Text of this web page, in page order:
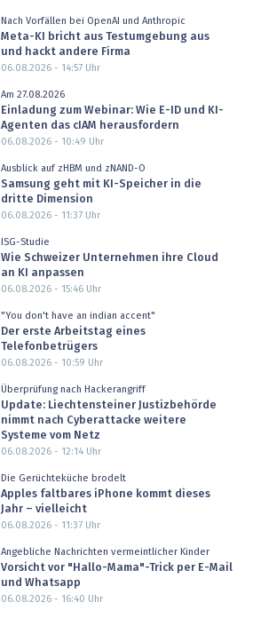
Nach Vorfällen bei OpenAI und Anthropic
Meta-KI bricht aus Testumgebung aus
und hackt andere Firma
06.08.2026 - 14:57Uhr
Am 27.08.2026
Einladung zum Webinar: Wie E-ID und KI-
Agenten das cIAM herausfordern
06.08.2026 - 10:49 Uhr
Ausblick auf zHBM und zNAND-O
Samsung geht mit KI-Speicher in die
dritte Dimension
06.08.2026 - 11:37Uhr
ISG-Studie
Wie Schweizer Unternehmen ihre Cloud
an KI anpassen
06.08.2026 - 15:46Uhr
"You don't have an indian accent"
Der erste Arbeitstag eines
Telefonbetrügers
06.08.2026 - 10:59 Uhr
Überprüfung nach Hackerangriff
Update: Liechtensteiner Justizbehörde
nimmt nach Cyberattacke weitere
Systeme vom Netz
06.08.2026 - 12:14Uhr
Die Gerüchteküche brodelt
Apples faltbares iPhone kommt dieses
Jahr – vielleicht
06.08.2026 - 11:37Uhr
Angebliche Nachrichten vermeintlicher Kinder
Vorsicht vor "Hallo-Mama"-Trick per E-Mail
und Whatsapp
06.08.2026 - 16:40 Uhr